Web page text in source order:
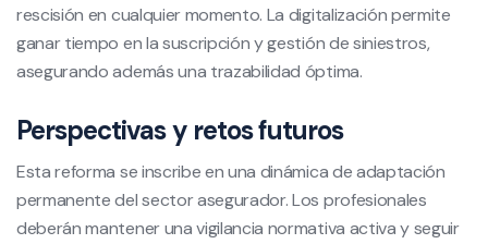
rescisión en cualquier momento. La digitalización permite
ganar tiempo en la suscripción y gestión de siniestros,
asegurando además una trazabilidad óptima.
Perspectivas y retos futuros
Esta reforma se inscribe en una dinámica de adaptación
permanente del sector asegurador. Los profesionales
deberán mantener una vigilancia normativa activa y seguir